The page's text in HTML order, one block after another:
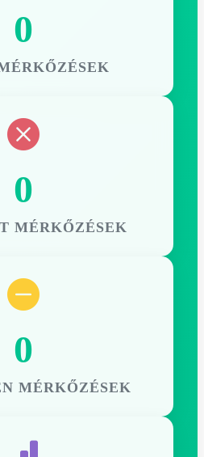
0
0
MÉRKŐZÉSEK
0
MÉRKŐZÉSEK